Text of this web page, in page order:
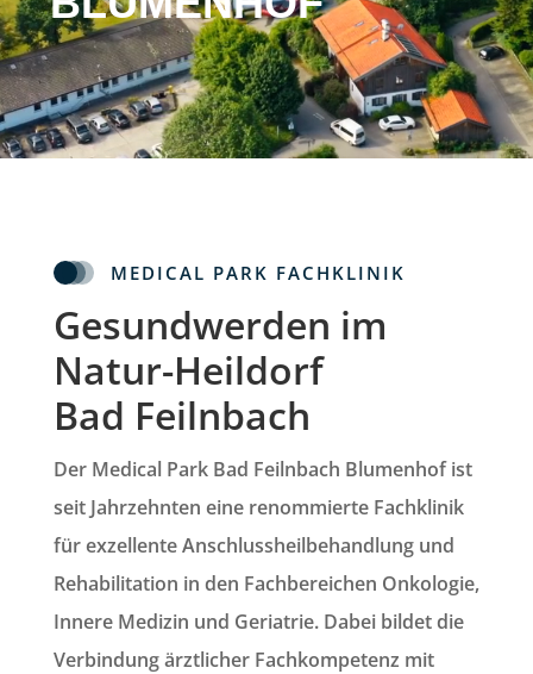
MEDICAL PARK FACHKLINIK
Gesundwerden im
Natur-Heildorf
Bad Feilnbach
Der Medical Park Bad Feilnbach Blumenhofist
seit Jahrzehnten eine renommierte Fachklinik
für exzellente Anschlussheilbehandlung und
Rehabilitation in den Fachbereichen Onkologie,
Innere Medizin und Geriatrie. Dabei bildet die
Verbindung ärztlicher Fachkompetenz mit